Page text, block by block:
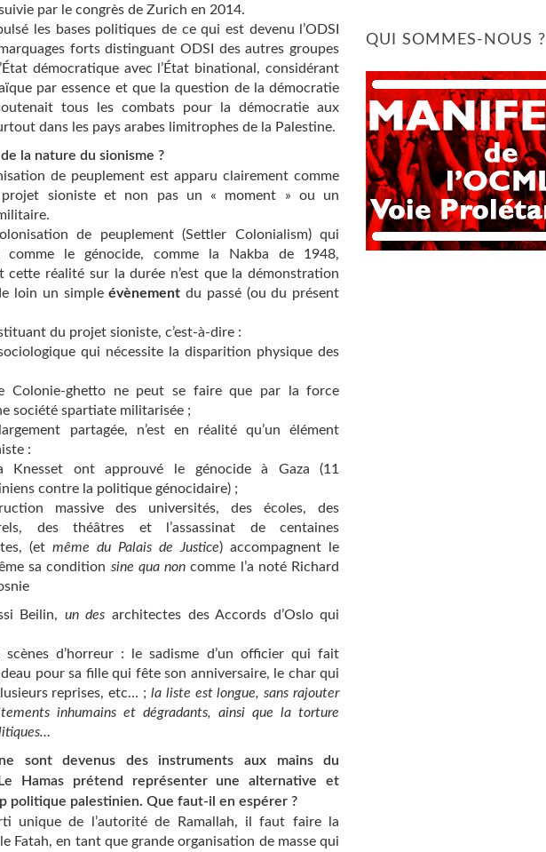
par le congrès de Zurich en 2014.
les bases politiques de ce qui est devenu l’ODSI
forts distinguant ODSI des autres groupes
démocratique avec l’État binational, considérant
par essence et que la question de la démocratie
tous les combats pour la démocratie aux
dans les pays arabes limitrophes de la Palestine.
la nature du sionisme ?
de peuplement est apparu clairement comme
sioniste et non pas un « moment » ou un
de peuplement (Settler Colonialism) qui
comme le génocide, comme la Nakba de 1948,
réalité sur la durée n’est que la démonstration
loin un simpleévènement du passé (ou du présent
du projet sioniste, c’est-à-dire :
qui nécessite la disparition physique des
Colonie-ghetto ne peut se faire que par la force
société spartiate militarisée ;
partagée, n’est en réalité qu’un élément
:
ont approuvé le génocide à Gaza (11
contre la politique génocidaire) ;
massive des universités, des écoles, des
des théâtres et l’assassinat de centaines
(et même du Palais de Justice) accompagnent le
sa condition sine qua non comme l’a noté Richard
Beilin, un des architectes des Accords d’Oslo qui
d’horreur : le sadisme d’un officier qui fait
pour sa fille qui fête son anniversaire, le char qui
reprises, etc… ; la liste est longue, sans rajouter
inhumains et dégradants, ainsi que la torture
sont devenus des instruments aux mains du
Hamas prétend représenter une alternative et
politique palestinien. Que faut-il en espérer ?
unique de l’autorité de Ramallah, il faut faire la
Fatah, en tant que grande organisation de masse qui
QUI SOMMES-NOUS ?